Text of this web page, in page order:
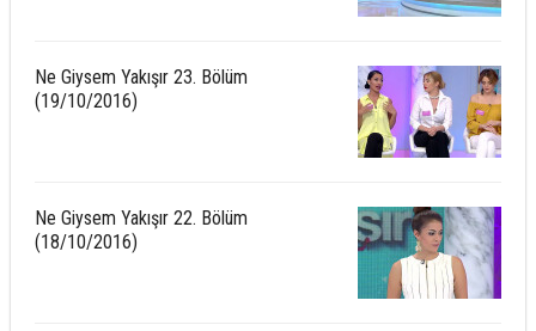
Ne Giysem Yakışır 23. Bölüm
(19/10/2016)
Ne Giysem Yakışır 22. Bölüm
(18/10/2016)